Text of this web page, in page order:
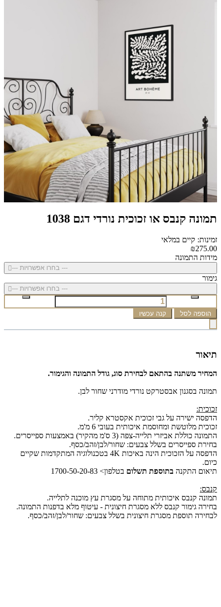
תמונה קנבס או זכוכית נורדי דגם 1038
זמינות: קיים במלאי
₪275.00
מידות התמונה
--- בחרו אפשרויות ---
גימור
--- בחרו אפשרויות ---
הוספה לסל קנה עכשיו
תיאור
המחיר משתנה בהתאם לבחירת סוג, גודל התמונה והגימור.
תמונה בסגנון אבסטרקט נורדי מודרני שחור לבן.
זכוכית:
הדפסה ישירה על גבי זכוכית אקסטרא קליר.
זכוכית מלוטשת ומחוסמת איכותית בעובי 6 מ'מ.
התמונה כוללת אביזרי תלייה-צפה (3 ס'מ מהקיר) באמצעות ספייסרים.
בחירת ספייסרים בשלל צבעים: שחור/לבן/זהב/כסף.
הדפסה על הזכוכית הינה באיכות 4K בטכנולוגיה המתקדמות שקיים
כיום.
תיאום התקנה בתוספת תשלום בטלפון> 1700-50-20-83
קנבס:
תמונה קנבס איכותית מתוחה על מסגרת עץ מוכנה לתלייה.
בחירה גימור קנבס ללא מסגרת חיצונית - עיטוף מלא בדפנות התמונה.
לבחירה תוספת מסגרת חיצונית בשלל צבעים: שחור/לבן/זהב/כסף.